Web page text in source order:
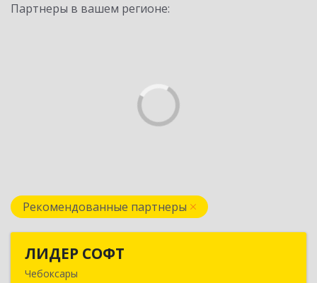
Партнеры в вашем регионе:
Рекомендованные партнеры
ЛИДЕР СОФТ
Чебоксары